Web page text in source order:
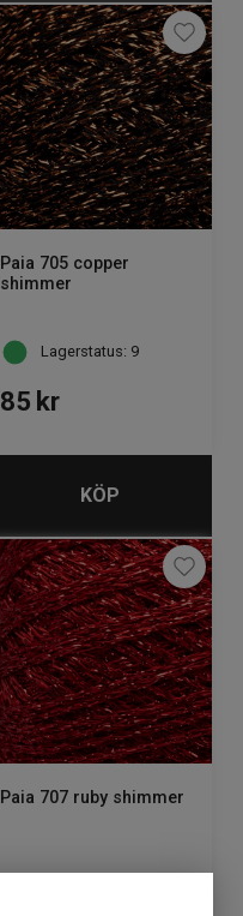
Paia 705 copper
shimmer
Lagerstatus: 9
85 kr
KÖP
Paia 707 ruby shimmer